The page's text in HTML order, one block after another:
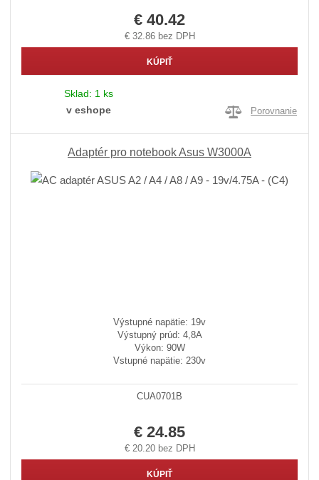
€ 40.42
€ 32.86 bez DPH
KÚPIŤ
Sklad: 1 ks
v eshope
Porovnanie
Adaptér pro notebook Asus W3000A
Výstupné napätie: 19v
Výstupný prúd: 4,8A
Výkon: 90W
Vstupné napätie: 230v
CUA0701B
€ 24.85
€ 20.20 bez DPH
KÚPIŤ